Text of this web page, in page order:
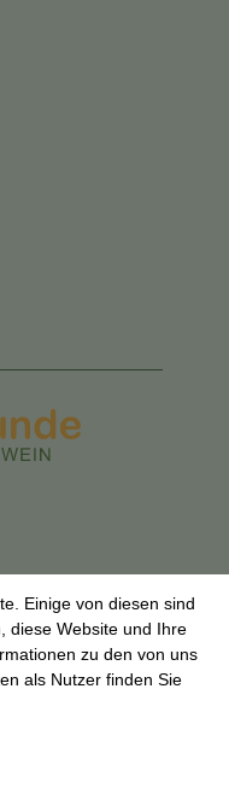
Einige von diesen sind
diese Website und Ihre
zu den von uns
als Nutzer finden Sie